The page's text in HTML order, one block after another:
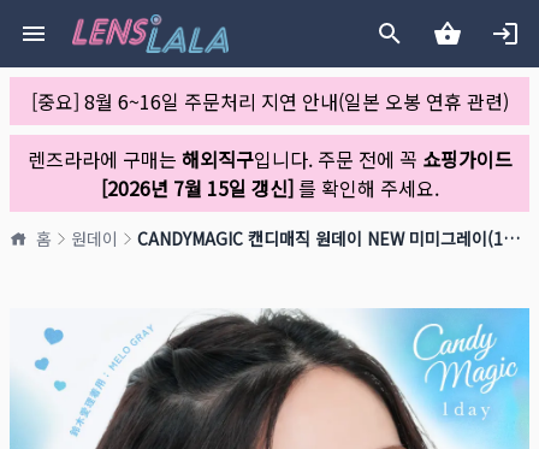
[중요] 8월 6~16일 주문처리 지연 안내(일본 오봉 연휴 관련)
렌즈라라에 구매는 해외직구입니다. 주문 전에 꼭 쇼핑가이드
[2026년 7월 15일 갱신]를 확인해 주세요.
홈 원데이 CANDYMAGIC 캔디매직 원데이 NEW 미미그레이(1박스 10개들이)